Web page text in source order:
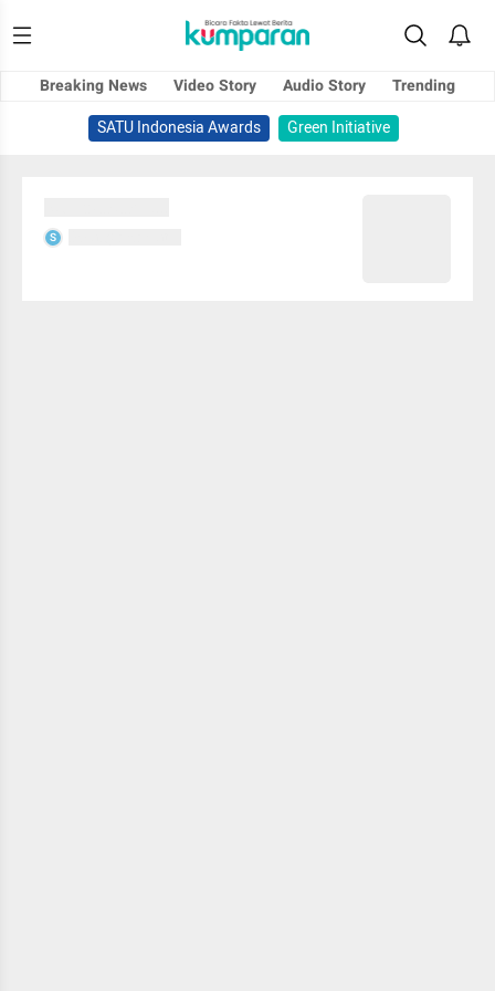
Breaking News Video Story Audio Story
Trending
SATU Indonesia Awards
Green Initiative
S